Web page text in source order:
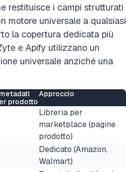
restituisce i campi strutturati
motore universale a qualsiasi
la copertura dedicata più
e Apify utilizzano un
universale anziché una
prodotto
Approccio
Libreria per
marketplace (pagine
prodotto)
Dedicato (Amazon,
Walmart)